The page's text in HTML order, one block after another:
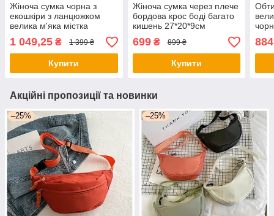
Жіноча сумка чорна з
екошкіри з ланцюжком
велика м'яка містка
повсякденна в руку та на
плече
1 049,25 ₴ 1 399 ₴
Купити
Жіноча сумка через плече
бордова крос боді багато
кишень 27*20*9см
699₴ 899 ₴
Купити
Акційні пропозиції та новинки
–25% –25%